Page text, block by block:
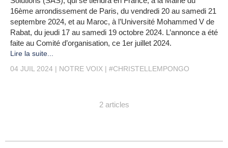
16ème arrondissement de Paris, du vendredi 20 au samedi 21
septembre 2024, et au Maroc, à l’Université Mohammed V de
Rabat, du jeudi 17 au samedi 19 octobre 2024. L’annonce a été
faite au Comité d’organisation, ce 1er juillet 2024.
Lire la suite...
04 JUIL 2024
NOTRE VOIX #CHRISTELLEMPONGO
2 articles